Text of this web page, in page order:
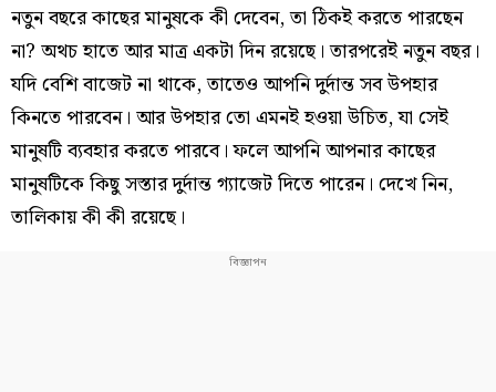
নতুন বছরে কাছের মানুষকে কী দেবেন, তা ঠিকই করতে পারছেন
না? অথচ হাতে আর মাত্র একটা দিন রয়েছে। তারপরেই নতুন বছর।
যদি বেশি বাজেট না থাকে, তাতেও আপনি দুর্দান্ত সব উপহার
কিনতে পারবেন। আর উপহার তো এমনই হওয়া উচিত, যা সেই
মানুষটি ব্যবহার করতে পারবে। ফলে আপনি আপনার কাছের
মানুষটিকে কিছু সস্তার দুর্দান্ত গ্যাজেট দিতে পারেন। দেখে নিন,
তালিকায় কী কী রয়েছে।